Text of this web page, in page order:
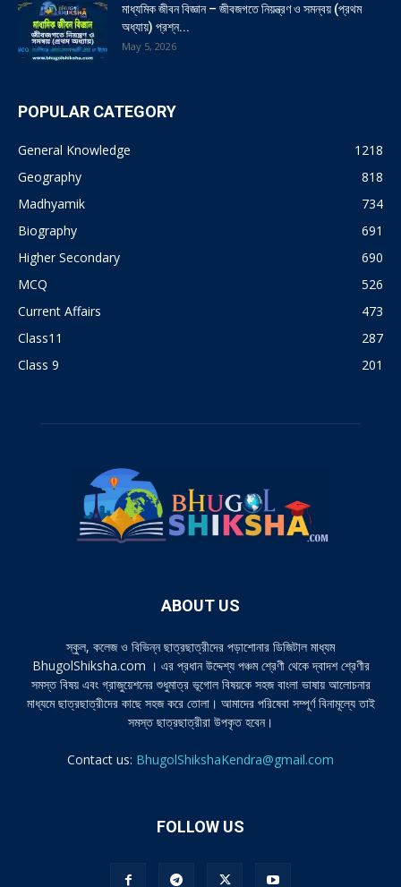
মাধ্যমিক জীবন বিজ্ঞান – জীবজগতে নিয়ন্ত্রণ ও সমন্বয় (প্রথম
অধ্যায়) প্রশ্ন...
May 5, 2026
POPULAR CATEGORY
General Knowledge
1218
Geography
818
Madhyamik
734
Biography
691
Higher Secondary
690
MCQ
526
Current Affairs
473
Class11
287
Class 9
201
ABOUT US
স্কুল, কলেজ ও বিভিন্ন ছাত্রছাত্রীদের পড়াশোনার ডিজিটাল মাধ্যম
BhugolShiksha.com । এর প্রধান উদ্দেশ্য পঞ্চম শ্রেণী থেকে দ্বাদশ শ্রেণীর
সমস্ত বিষয় এবং গ্রাজুয়েশনের শুধুমাত্র ভূগোল বিষয়কে সহজ বাংলা ভাষায় আলোচনার
মাধ্যমে ছাত্রছাত্রীদের কাছে সহজ করে তোলা। আমাদের পরিষেবা সম্পূর্ণ বিনামূল্যে তাই
সমস্ত ছাত্রছাত্রীরা উপকৃত হবেন।
Contact us: BhugolShikshaKendra@gmail.com
FOLLOW US